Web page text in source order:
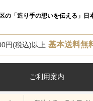
の「造り手の想いを伝える」日
円(税込)以上 基本送料無
ご利用案内